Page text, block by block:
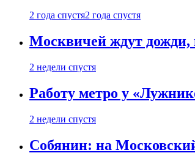
2 года спустя2 года спустя
Москвичей ждут дожди,
2 недели спустя
Работу метро у
2 недели спустя
Собянин: на